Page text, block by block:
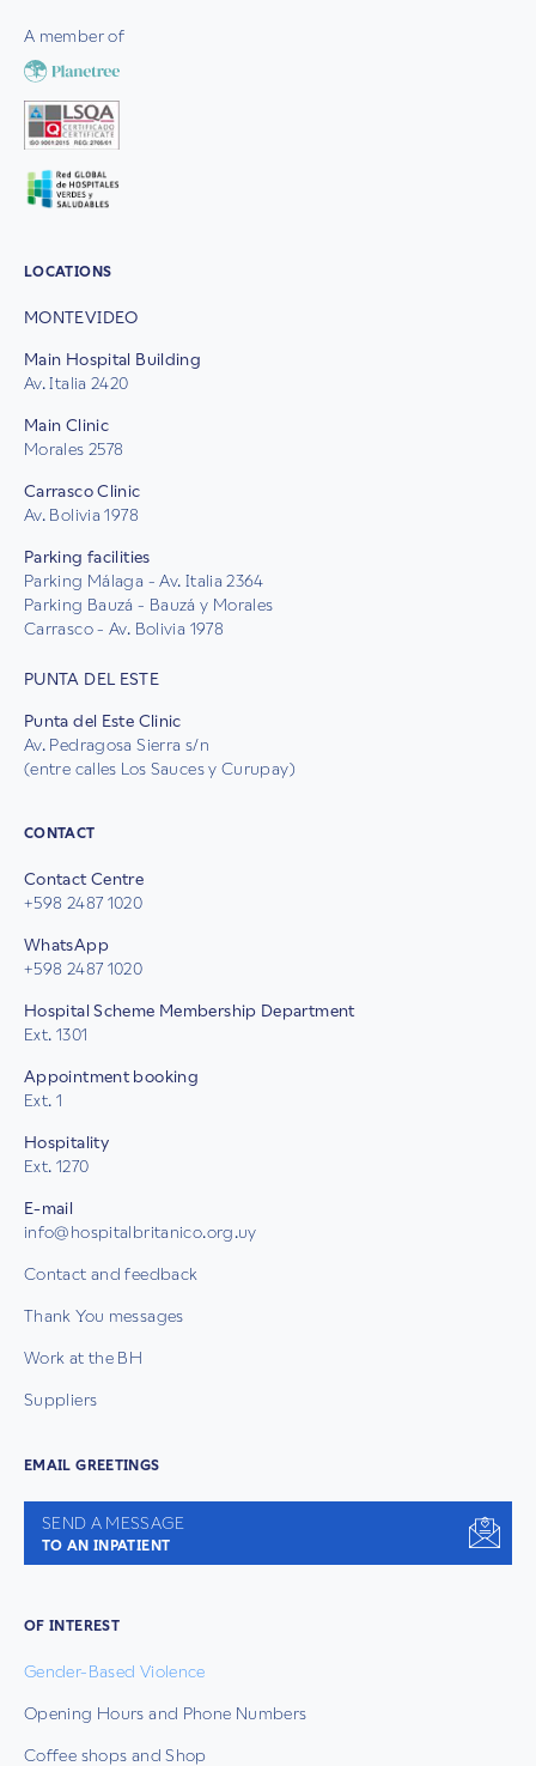
A member of
LOCATIONS
MONTEVIDEO
Main Hospital Building
Av. Italia 2420
Main Clinic
Morales 2578
Carrasco Clinic
Av. Bolivia 1978
Parking facilities
Parking Málaga - Av. Italia 2364
Parking Bauzá - Bauzá y Morales
Carrasco - Av. Bolivia 1978
PUNTA DEL ESTE
Punta del Este Clinic
Av. Pedragosa Sierra s/n
(entre calles Los Sauces y Curupay)
CONTACT
Contact Centre
+598 2487 1020
WhatsApp
+598 2487 1020
Hospital Scheme Membership Department
Ext. 1301
Appointment booking
Ext. 1
Hospitality
Ext. 1270
E-mail
info@hospitalbritanico.org.uy
Contact and feedback
Thank You messages
Work at the BH
Suppliers
EMAIL GREETINGS
SEND A MESSAGE
TO AN INPATIENT
OF INTEREST
Gender-Based Violence
Opening Hours and Phone Numbers
Coffee shops and Shop